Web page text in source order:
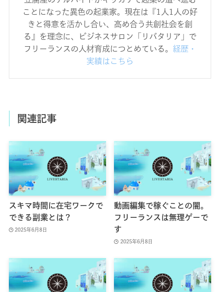
ことになった異色の起業家。現在は『1人1人の好
きと得意を活かし合い、高め合う共創社会を創
る』を理念に、ビジネスサロン「リバタリア」で
フリーランスの人材育成につとめている。 経歴・
実績はこちら
関連記事
スキマ時間に在宅ワークで
できる副業とは？
2025年6月8日
動画編集で稼ぐことの闇。
フリーランスは無理ゲーで
す
2025年6月8日